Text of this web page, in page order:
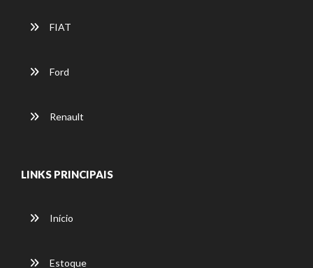
FIAT
Ford
Renault
LINKS PRINCIPAIS
Início
Estoque